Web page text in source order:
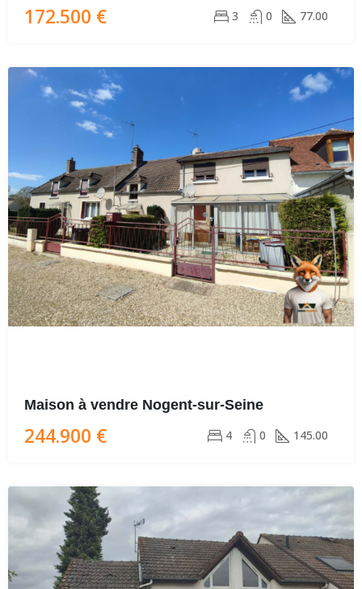
172.500 € 3 0 77.00
Maison à vendre Nogent-sur-Seine
244.900 € 4 0 145.00